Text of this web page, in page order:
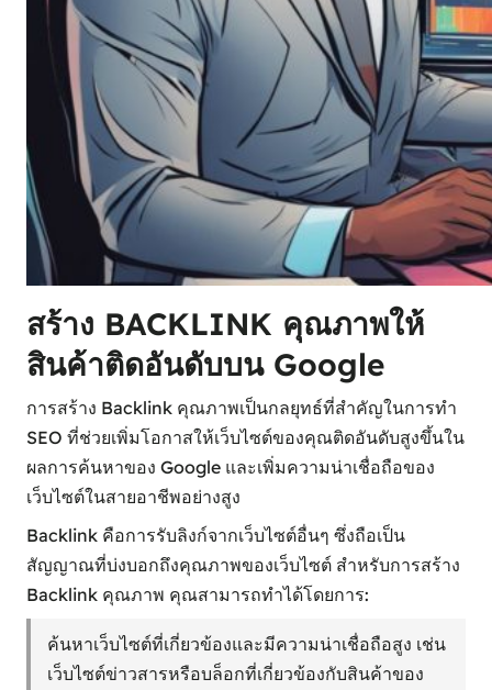
สร้าง BACKLINK คุณภาพให้
สินค้าติดอันดับบน Google
การสร้าง Backlink คุณภาพเป็นกลยุทธ์ที่สำคัญในการทำ
SEO ที่ช่วยเพิ่มโอกาสให้เว็บไซต์ของคุณติดอันดับสูงขึ้นใน
ผลการค้นหาของ Google และเพิ่มความน่าเชื่อถือของ
เว็บไซต์ในสายอาชีพอย่างสูง
Backlink คือการรับลิงก์จากเว็บไซต์อื่นๆ ซึ่งถือเป็น
สัญญาณที่บ่งบอกถึงคุณภาพของเว็บไซต์ สำหรับการสร้าง
Backlink คุณภาพ คุณสามารถทำได้โดยการ:
ค้นหาเว็บไซต์ที่เกี่ยวข้องและมีความน่าเชื่อถือสูง เช่น
เว็บไซต์ข่าวสารหรือบล็อกที่เกี่ยวข้องกับสินค้าของ